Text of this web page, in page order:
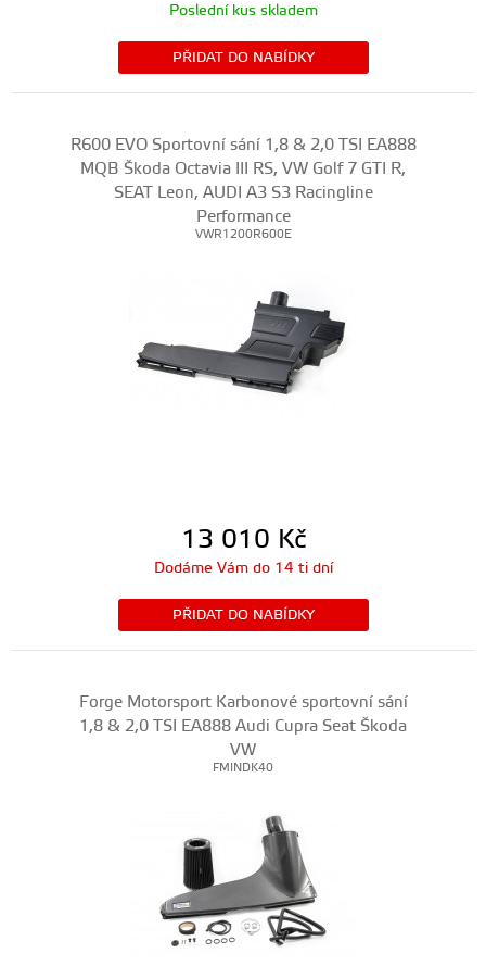
Poslední kus skladem
PŘIDAT DO NABÍDKY
R600 EVO Sportovní sání 1,8 & 2,0 TSI EA888
MQB Škoda Octavia III RS, VW Golf 7 GTI R,
SEAT Leon, AUDI A3 S3 Racingline
Performance
VWR1200R600E
13 010 Kč
Dodáme Vám do 14 ti dní
PŘIDAT DO NABÍDKY
Forge Motorsport Karbonové sportovní sání
1,8 & 2,0 TSI EA888 Audi Cupra Seat Škoda
VW
FMINDK40